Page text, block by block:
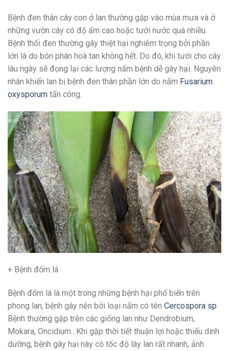
Bệnh đen thân cây con ở lan thường gặp vào mùa mưa và ở
những vườn cây có độ ẩm cao hoặc tưới nước quá nhiều.
Bệnh thối đen thường gây thiệt hại nghiêm trọng bởi phần
lớn là do bón phân hoà tan không hết. Do đó, khi tưới cho cây
lâu ngày sẽ đọng lại các lượng nấm bệnh dễ gây hại. Nguyên
nhân khiến lan bị bệnh đen thân phần lớn do nấm Fusarium
oxysporum tấn công.
+ Bệnh đốm lá
Bệnh đốm lá là một trong những bệnh hại phổ biến trên
phong lan, bệnh gây nên bởi loại nấm có tên Cercospora sp.
Bệnh thường gặp trên các giống lan như Dendrobium,
Mokara, Oncidium…Khi gặp thời tiết thuận lợi hoặc thiếu dinh
dưỡng, bệnh gây hại này có tốc độ lây lan rất nhanh, ảnh